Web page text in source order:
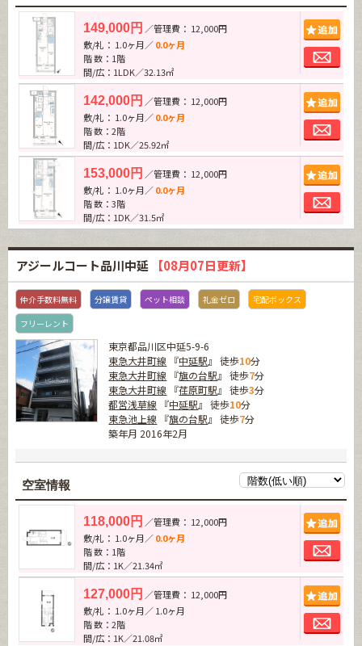
149,000円 ／管理費： 12,000円
敷/礼： 1.0ヶ月／0.0ヶ月
階 数：1階
間/広：1LDK／32.13㎡
142,000円 ／管理費： 12,000円
敷/礼： 1.0ヶ月／0.0ヶ月
階 数：2階
間/広：1DK／25.92㎡
153,000円 ／管理費： 12,000円
敷/礼： 1.0ヶ月／0.0ヶ月
階 数：3階
間/広：1DK／31.5㎡
アジールコート品川中延 【08月07日更新】
仲介手数料無料 分譲賃貸 ペット相談 礼金ゼロ
宅配ボックス
フリーレント
東京都品川区中延5-9-6
東急大井町線 『中延駅』 徒歩10分
東急大井町線 『旗の台駅』 徒歩7分
東急大井町線 『荏原町駅』 徒歩3分
都営浅草線 『中延駅』 徒歩10分
東急池上線 『旗の台駅』 徒歩7分
築年月 2016年2月
空室情報
118,000円 ／管理費： 12,000円
敷/礼： 1.0ヶ月／0.0ヶ月
階 数：1階
間/広：1K／21.34㎡
127,000円 ／管理費： 12,000円
敷/礼： 1.0ヶ月／ 1.0ヶ月
階 数：2階
間/広：1K／21.08㎡